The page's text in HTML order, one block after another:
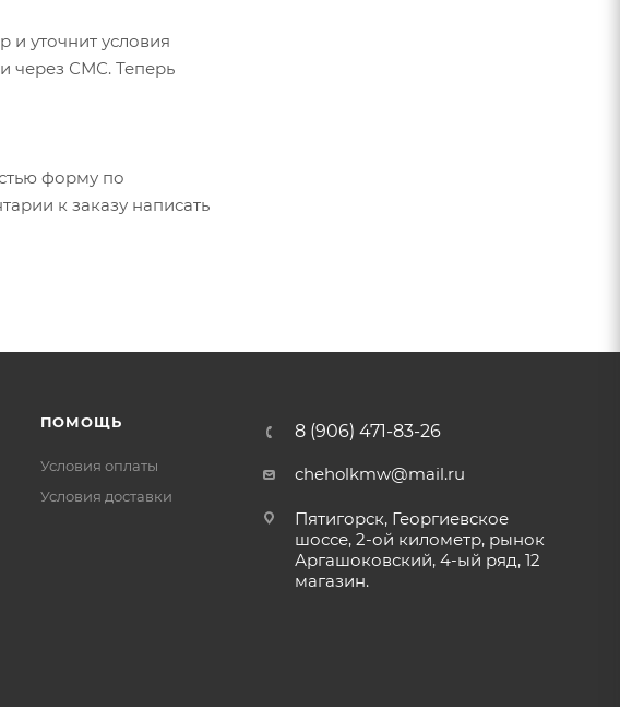
уточнит условия
через СМС. Теперь
форму по
к заказу написать
ПОМОЩЬ
Условия оплаты
Условия доставки
8 (906) 471-83-26
cheholkmw@mail.ru
Пятигорск, Георгиевское
шоссе, 2-ой километр, рынок
Аргашоковский, 4-ый ряд, 12
магазин.